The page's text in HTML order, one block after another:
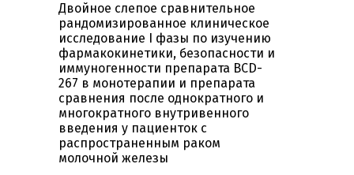
Двойное слепое сравнительное
рандомизированное клиническое
исследование I фазы по изучению
фармакокинетики, безопасности и
иммуногенности препарата BCD-
267 в монотерапии и препарата
сравнения после однократного и
многократного внутривенного
введения у пациенток с
распространенным раком
молочной железы